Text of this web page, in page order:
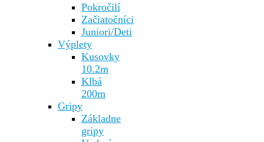
Pokročilí
Začiatočníci
Juniori/Deti
Výplety
Kusovky
10.2m
Klbá
200m
Gripy
Základne
gripy